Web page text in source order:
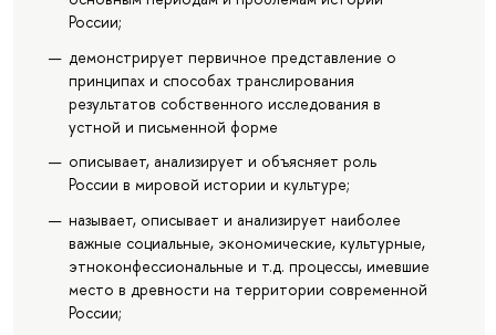
России;
демонстрирует первичное представление о
принципах и способах транслирования
результатов собственного исследования в
устной и письменной форме
описывает, анализирует и объясняет роль
России в мировой истории и культуре;
называет, описывает и анализирует наиболее
важные социальные, экономические, культурные,
этноконфессиональные и т.д. процессы, имевшие
место в древности на территории современной
России;